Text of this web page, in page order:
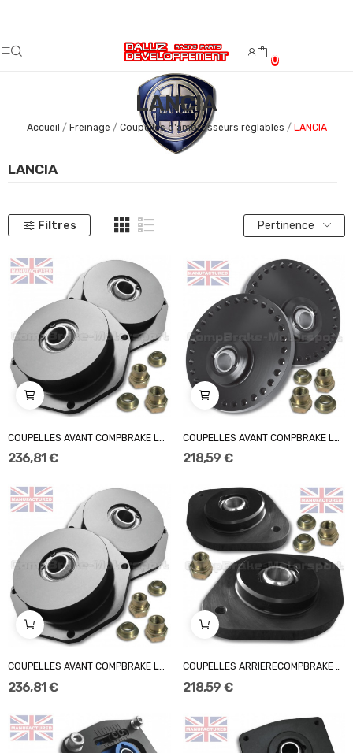
0
LANCIA
Accueil Freinage Coupelles d'amortisseurs réglables LANCIA
LANCIA
Filtres Pertinence
236,81 € 218,59 €
COUPELLES AVANT COMPBRAKE LANCIA BETA / 125mm /...
236,81 €
COUPELLES ARRIERECOMPBRAKE LANCIA DELTA / FIXES
218,59 €